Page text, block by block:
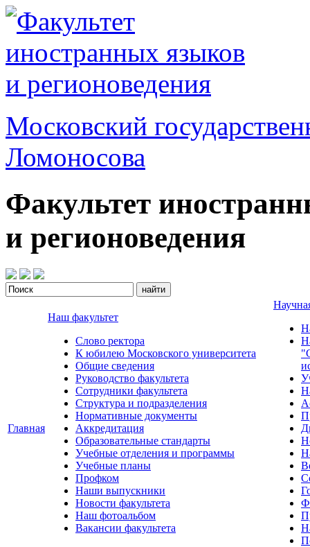
Московский
Ломоносова
Факультет
и регионоведения
Главная
Наш факультет
Слово ректора
К юбилею Московского университета
Общие сведения
Руководство факультета
Сотрудники факультета
Структура и подразделения
Нормативные документы
Аккредитация
Образовательные стандарты
Учебные отделения и программы
Учебные планы
Профком
Наши выпускники
Новости факультета
Наш фотоальбом
Вакансии факультета